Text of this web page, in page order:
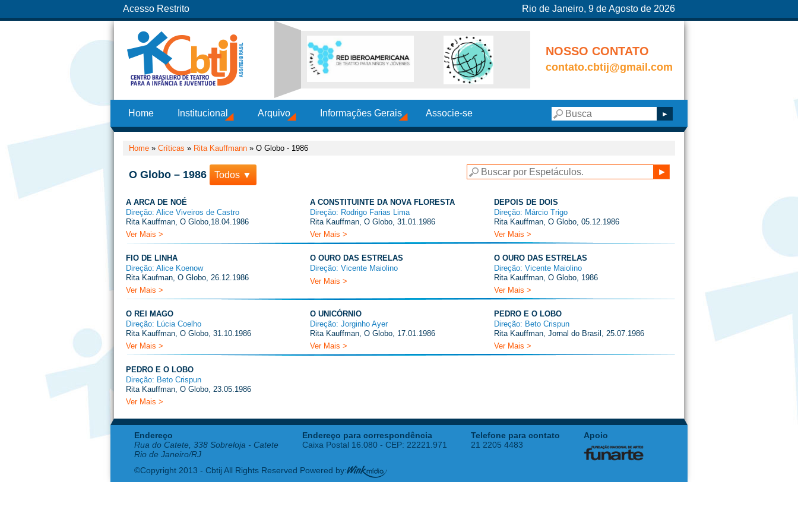
Acesso Restrito Rio de Janeiro, 9 de Agosto de 2026
NOSSO CONTATO
contato.cbtij@gmail.com
Home Institucional Arquivo Informações Gerais Associe-se
Home » Críticas » Rita Kauffmann » O Globo - 1986
O Globo – 1986 Todos ▼
A ARCA DE NOÉ
Direção: Alice Viveiros de Castro
Rita Kauffman, O Globo,18.04.1986
Ver Mais >
A CONSTITUINTE DA NOVA FLORESTA
Direção: Rodrigo Farias Lima
Rita Kauffman, O Globo, 31.01.1986
Ver Mais >
DEPOIS DE DOIS
Direção: Márcio Trigo
Rita Kauffman, O Globo, 05.12.1986
Ver Mais >
FIO DE LINHA
Direção: Alice Koenow
Rita Kaufman, O Globo, 26.12.1986
Ver Mais >
O OURO DAS ESTRELAS
Direção: Vicente Maiolino
Ver Mais >
O OURO DAS ESTRELAS
Direção: Vicente Maiolino
Rita Kauffman, O Globo, 1986
Ver Mais >
O REI MAGO
Direção: Lúcia Coelho
Rita Kauffman, O Globo, 31.10.1986
Ver Mais >
O UNICÓRNIO
Direção: Jorginho Ayer
Rita Kauffman, O Globo, 17.01.1986
Ver Mais >
PEDRO E O LOBO
Direção: Beto Crispun
Rita Kauffman, Jornal do Brasil, 25.07.1986
Ver Mais >
PEDRO E O LOBO
Direção: Beto Crispun
Rita Kauffman, O Globo, 23.05.1986
Ver Mais >
Endereço
Rua do Catete, 338 Sobreloja - Catete
Rio de Janeiro/RJ
Endereço para correspondência
Caixa Postal 16.080 - CEP: 22221.971
Telefone para contato
21 2205 4483
Apoio
©Copyright 2013 - Cbtij All Rights Reserved Powered by: